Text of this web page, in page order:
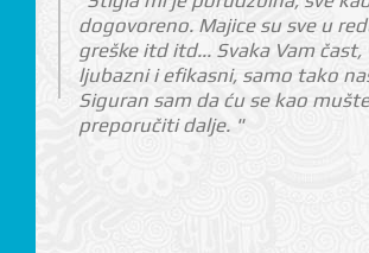
dogovoreno. Majice su sve u
greške itd itd... Svaka Vam čast,
ljubazni i efikasni, samo tako
Siguran sam da ću se kao
preporučiti dalje. "